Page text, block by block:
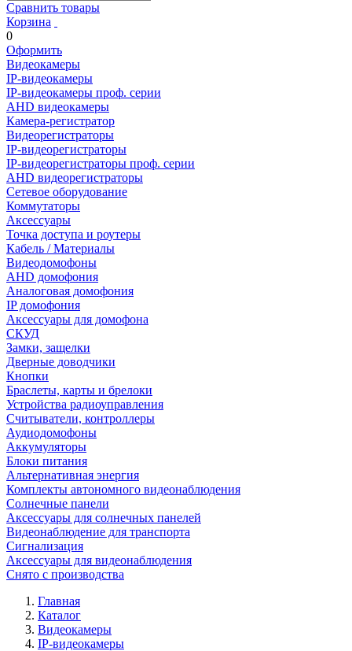
Сравнить товары
Корзина
0
Оформить
Видеокамеры
IP-видеокамеры
IP-видеокамеры проф. серии
AHD видеокамеры
Камера-регистратор
Видеорегистраторы
IP-видеорегистраторы
IP-видеорегистраторы проф. серии
AHD видеорегистраторы
Сетевое оборудование
Коммутаторы
Аксессуары
Точка доступа и роутеры
Кабель / Материалы
Видеодомофоны
AHD домофония
Аналоговая домофония
IP домофония
Аксессуары для домофона
СКУД
Замки, защелки
Дверные доводчики
Кнопки
Браслеты, карты и брелоки
Устройства радиоуправления
Считыватели, контроллеры
Аудиодомофоны
Аккумуляторы
Блоки питания
Альтернативная энергия
Комплекты автономного видеонаблюдения
Солнечные панели
Аксессуары для солнечных панелей
Видеонаблюдение для транспорта
Сигнализация
Аксессуары для видеонаблюдения
Снято с производства
Главная
Каталог
Видеокамеры
IP-видеокамеры